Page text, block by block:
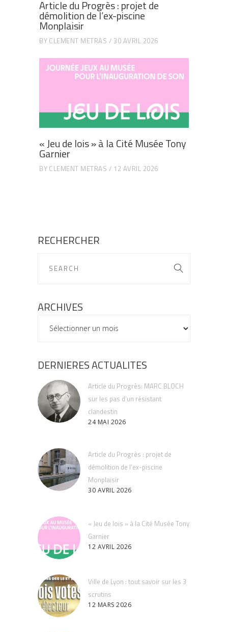
Article du Progrès : projet de
démolition de l’ex-piscine
Monplaisir
BY CLEMENT METRAS 30 AVRIL 2026
« Jeu de lois » à la Cité Musée Tony
Garnier
BY CLEMENT METRAS 12 AVRIL 2026
RECHERCHER
ARCHIVES
ARCHIVES
DERNIERES ACTUALITES
Article du Progrès: MARC BLOCH
sur les pas d’un résistant
clandestin
24 MAI 2026
Article du Progrès : projet de
démolition de l’ex-piscine
Monplaisir
30 AVRIL 2026
« Jeu de lois » à la Cité Musée Tony
Garnier
12 AVRIL 2026
Ville de Lyon : tout savoir sur les 3
scrutins
12 MARS 2026